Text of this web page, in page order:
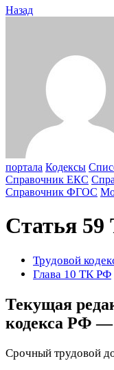
Назад
портала Кодексы
Справочник ЕКС
Справочник ФГОС
Статья
Трудовой
Глава 10 ТК РФ
Текущая
кодекса РФ —
Срочный трудовой